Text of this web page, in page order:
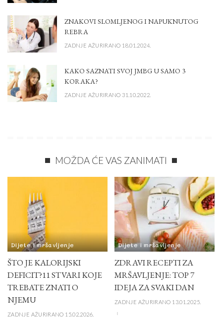
ZNAKOVI SLOMLJENOG I NAPUKNUTOG
REBRA
ZADNJE AŽURIRANO 18.01.2024.
KAKO SAZNATI SVOJ JMBG U SAMO 3
KORAKA?
ZADNJE AŽURIRANO 31.10.2022.
MOŽDA ĆE VAS ZANIMATI
Dijete i mršavljenje
ŠTO JE KALORIJSKI
DEFICIT?11 STVARI KOJE
TREBATE ZNATI O
NJEMU
ZADNJE AŽURIRANO 15.02.2026.
Dijete i mršavljenje
ZDRAVI RECEPTI ZA
MRŠAVLJENJE: TOP 7
IDEJA ZA SVAKI DAN
ZADNJE AŽURIRANO 13.01.2025.